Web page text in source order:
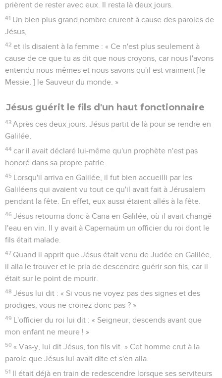
prièrent de rester avec eux. Il resta là deux jours.
41 Un bien plus grand nombre crurent à cause des paroles de
Jésus,
42 et ils disaient à la femme : « Ce n'est plus seulement à
cause de ce que tu as dit que nous croyons, car nous l'avons
entendu nous-mêmes et nous savons qu'il est vraiment [le
Messie, ] le Sauveur du monde. »
Jésus guérit le fils d'un haut fonctionnaire
43 Après ces deux jours, Jésus partit de là pour se rendre en
Galilée,
44 car il avait déclaré lui-même qu'un prophète n'est pas
honoré dans sa propre patrie.
45 Lorsqu'il arriva en Galilée, il fut bien accueilli par les
Galiléens qui avaient vu tout ce qu'il avait fait à Jérusalem
pendant la fête. En effet, eux aussi étaient allés à la fête.
46 Jésus retourna donc à Cana en Galilée, où il avait changé
l'eau en vin. Il y avait à Capernaüm un officier du roi dont le
fils était malade.
47 Quand il apprit que Jésus était venu de Judée en Galilée,
il alla le trouver et le pria de descendre guérir son fils, car il
était sur le point de mourir.
48 Jésus lui dit : « Si vous ne voyez pas des signes et des
prodiges, vous ne croirez donc pas ? »
49 L'officier du roi lui dit : « Seigneur, descends avant que
mon enfant ne meure ! »
50 « Vas-y, lui dit Jésus, ton fils vit. » Cet homme crut à la
parole que Jésus lui avait dite et s'en alla.
51 Il était déjà en train de redescendre lorsque ses serviteurs